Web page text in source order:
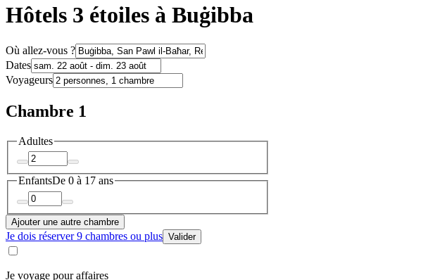
Hôtels 3 étoiles à Buġibba
Où allez-vous ?
Dates
Voyageurs
Chambre 1
Adultes
EnfantsDe 0 à 17 ans
Ajouter une autre chambre
Je dois réserver 9 chambres ou plus Valider
Je voyage pour affaires